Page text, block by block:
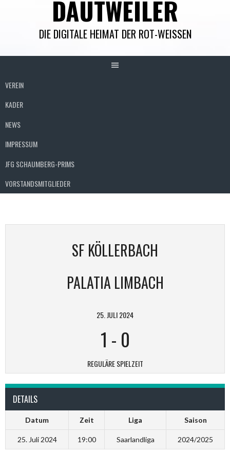
DAUTWEILER
DIE DIGITALE HEIMAT DER ROT-WEISSEN
VEREIN
KADER
NEWS
IMPRESSUM
JFG SCHAUMBERG-PRIMS
VORSTANDSMITGLIEDER
SF KÖLLERBACH
PALATIA LIMBACH
25. JULI 2024
1 - 0
REGULÄRE SPIELZEIT
DETAILS
Datum Zeit Liga Saison
25. Juli 2024 19:00 Saarlandliga 2024/2025